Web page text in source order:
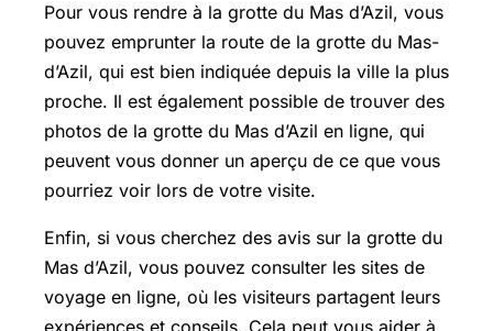
Pour vous rendre à la grotte du Mas d’Azil, vous
pouvez emprunter la route de la grotte du Mas-
d’Azil, qui est bien indiquée depuis la ville la plus
proche. Il est également possible de trouver des
photos de la grotte du Mas d’Azil en ligne, qui
peuvent vous donner un aperçu de ce que vous
pourriez voir lors de votre visite.
Enfin, si vous cherchez des avis sur la grotte du
Mas d’Azil, vous pouvez consulter les sites de
voyage en ligne, où les visiteurs partagent leurs